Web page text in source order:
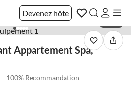
Devenez hôte
Appartement Spa,
100% Recommandation